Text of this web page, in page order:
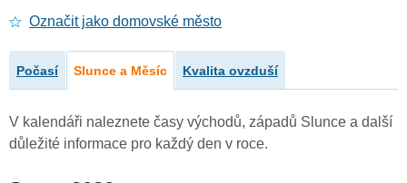
Označit jako domovské město
Počasí Slunce a Měsíc Kvalita ovzduší
V kalendáři naleznete časy východů, západů Slunce a další
důležité informace pro každý den v roce.